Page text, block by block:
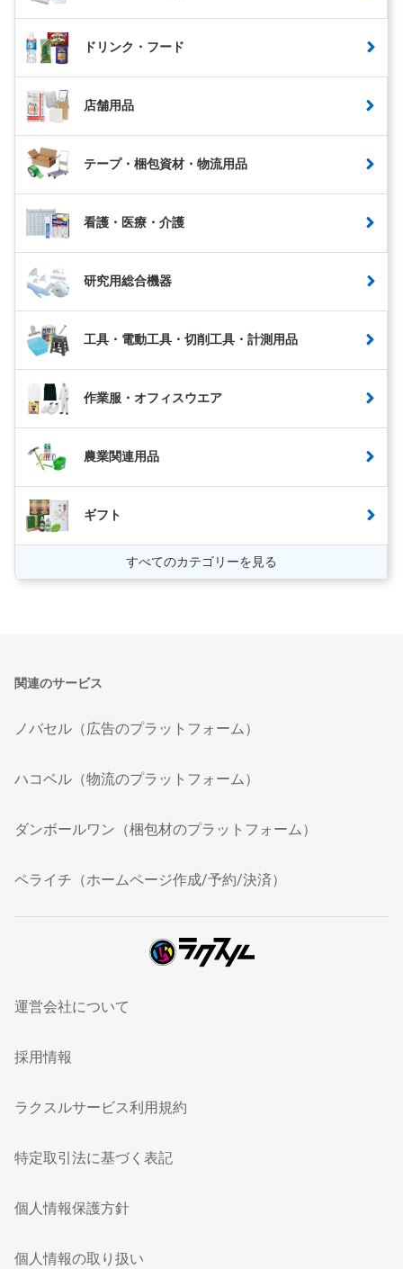
ドリンク・フード
店舗用品
テープ・梱包資材・物流用品
看護・医療・介護
研究用総合機器
工具・電動工具・切削工具・計測用品
作業服・オフィスウエア
農業関連用品
ギフト
すべてのカテゴリーを見る
関連のサービス
ノバセル（広告のプラットフォーム）
ハコベル（物流のプラットフォーム）
ダンボールワン（梱包材のプラットフォーム）
ペライチ（ホームページ作成/予約/決済）
運営会社について
採用情報
ラクスルサービス利用規約
特定取引法に基づく表記
個人情報保護方針
個人情報の取り扱い